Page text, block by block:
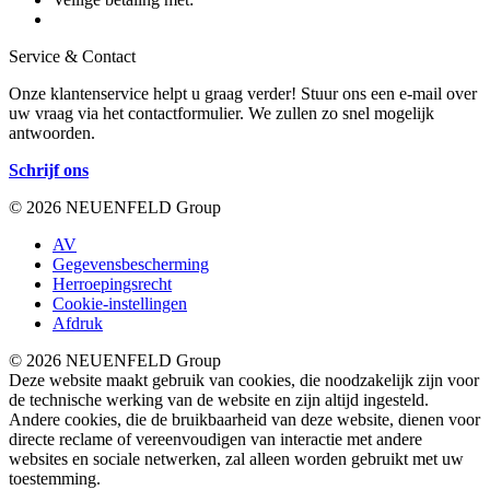
Service & Contact
Onze klantenservice helpt u graag verder! Stuur ons een e-mail over
uw vraag via het contactformulier. We zullen zo snel mogelijk
antwoorden.
Schrijf ons
© 2026 NEUENFELD Group
AV
Gegevensbescherming
Herroepingsrecht
Cookie-instellingen
Afdruk
© 2026 NEUENFELD Group
Deze website maakt gebruik van cookies, die noodzakelijk zijn voor
de technische werking van de website en zijn altijd ingesteld.
Andere cookies, die de bruikbaarheid van deze website, dienen voor
directe reclame of vereenvoudigen van interactie met andere
websites en sociale netwerken, zal alleen worden gebruikt met uw
toestemming.